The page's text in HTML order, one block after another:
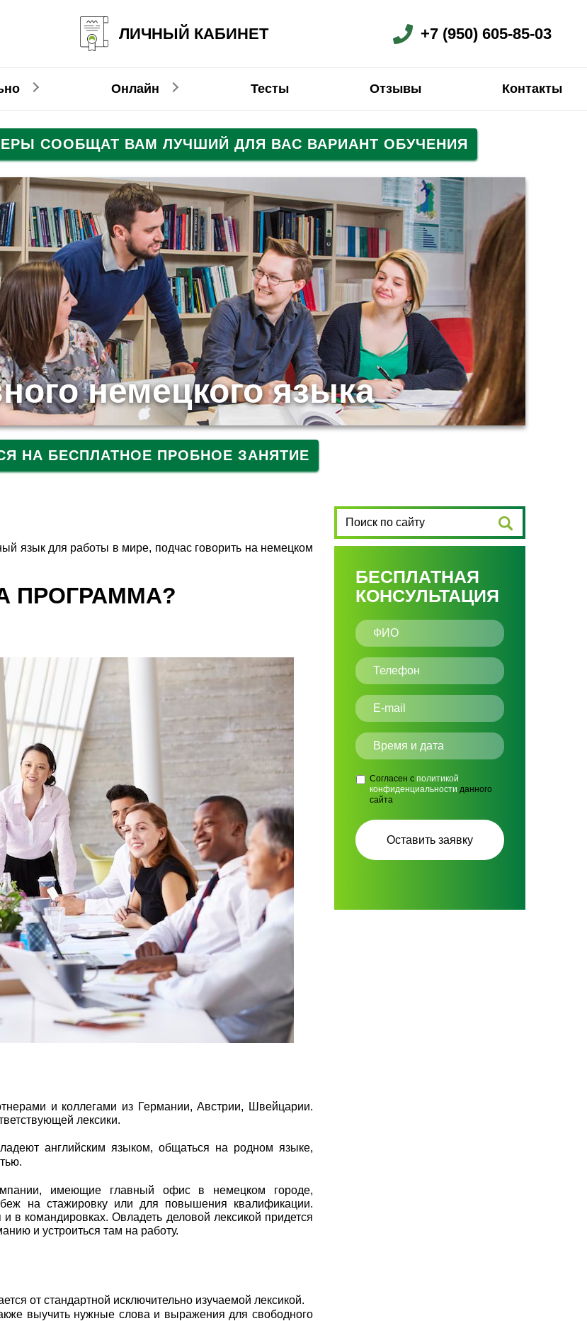
ЛИЧНЫЙ КАБИНЕТ +7 (950) 605-85-03
Онлайн Тесты Отзывы Контакты
СООБЩАТ ВАМ ЛУЧШИЙ ДЛЯ ВАС ВАРИАНТ ОБУЧЕНИЯ
немецкого языка
НА БЕСПЛАТНОЕ ПРОБНОЕ ЗАНЯТИЕ
язык для работы в мире, подчас говорить на немецком
ПРОГРАММА?
и коллегами из Германии, Австрии, Швейцарии.
лексики.
английским языком, общаться на родном языке,
имеющие главный офис в немецком городе,
на стажировку или для повышения квалификации.
в командировках. Овладеть деловой лексикой придется
и устроиться там на работу.
от стандартной исключительно изучаемой лексикой.
выучить нужные слова и выражения для свободного
БЕСПЛАТНАЯ
КОНСУЛЬТАЦИЯ
Согласен с политикой
конфиденциальности данного
сайта